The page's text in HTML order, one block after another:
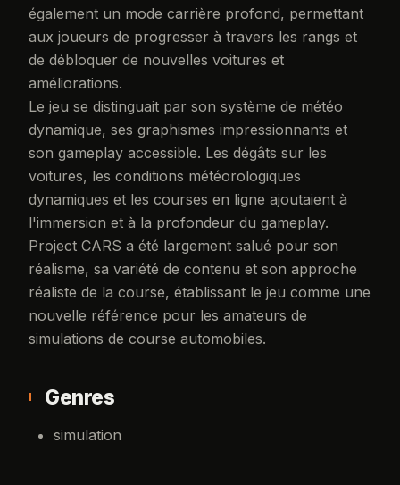
également un mode carrière profond, permettant
aux joueurs de progresser à travers les rangs et
de débloquer de nouvelles voitures et
améliorations.
Le jeu se distinguait par son système de météo
dynamique, ses graphismes impressionnants et
son gameplay accessible. Les dégâts sur les
voitures, les conditions météorologiques
dynamiques et les courses en ligne ajoutaient à
l'immersion et à la profondeur du gameplay.
Project CARS a été largement salué pour son
réalisme, sa variété de contenu et son approche
réaliste de la course, établissant le jeu comme une
nouvelle référence pour les amateurs de
simulations de course automobiles.
Genres
simulation